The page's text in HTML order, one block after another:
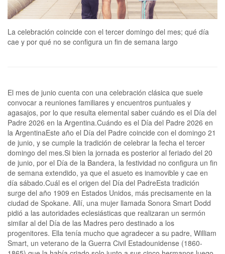
La celebración coincide con el tercer domingo del mes; qué día
cae y por qué no se configura un fin de semana largo
El mes de junio cuenta con una celebración clásica que suele
convocar a reuniones familiares y encuentros puntuales y
agasajos, por lo que resulta elemental saber cuándo es el Día del
Padre 2026 en la Argentina.Cuándo es el Día del Padre 2026 en
la ArgentinaEste año el Día del Padre coincide con el domingo 21
de junio, y se cumple la tradición de celebrar la fecha el tercer
domingo del mes.Si bien la jornada es posterior al feriado del 20
de junio, por el Día de la Bandera, la festividad no configura un fin
de semana extendido, ya que el asueto es inamovible y cae en
día sábado.Cuál es el origen del Día del PadreEsta tradición
surge del año 1909 en Estados Unidos, más precisamente en la
ciudad de Spokane. Allí, una mujer llamada Sonora Smart Dodd
pidió a las autoridades eclesiásticas que realizaran un sermón
similar al del Día de las Madres pero destinado a los
progenitores. Ella tenía mucho que agradecer a su padre, William
Smart, un veterano de la Guerra Civil Estadounidense (1860-